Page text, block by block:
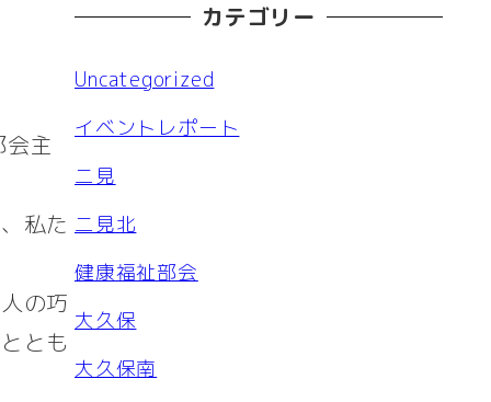
主
私た
の巧
とも
カテゴリー
Uncategorized
イベントレポート
二見
二見北
健康福祉部会
大久保
大久保南